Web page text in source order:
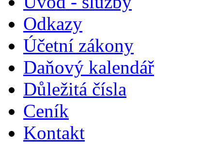
Odkazy
Účetní zákony
Daňový kalendář
Důležitá čísla
Ceník
Kontakt